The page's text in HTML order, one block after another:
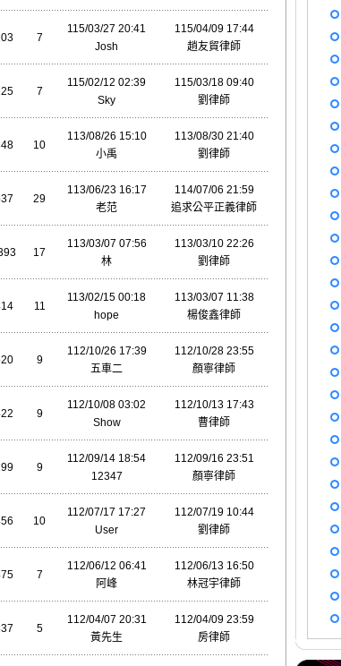
7
115/03/27 20:41
Josh
115/04/09 17:44
趙友貿律師
7
115/02/12 02:39
Sky
115/03/18 09:40
劉律師
10
113/08/26 15:10
小禹
113/08/30 21:40
劉律師
29
113/06/23 16:17
老范
114/07/06 21:59
追求公平正義律師
17
113/03/07 07:56
林
113/03/10 22:26
劉律師
11
113/02/15 00:18
hope
113/03/07 11:38
楊俊鑫律師
9
112/10/26 17:39
五車二
112/10/28 23:55
顏寧律師
9
112/10/08 03:02
Show
112/10/13 17:43
曹律師
9
112/09/14 18:54
12347
112/09/16 23:51
顏寧律師
10
112/07/17 17:27
User
112/07/19 10:44
劉律師
7
112/06/12 06:41
阿峰
112/06/13 16:50
林冠宇律師
5
112/04/07 20:31
黃先生
112/04/09 23:59
房律師